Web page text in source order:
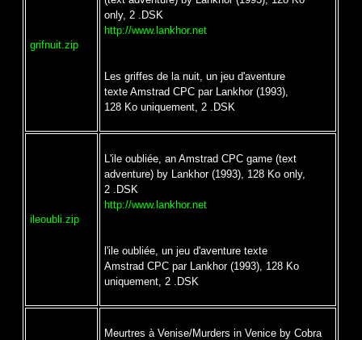
grifnuit.zip
only, 2 .DSK
http://www.lankhor.net
Les griffes de la nuit, un jeu d'aventure
texte Amstrad CPC par Lankhor (1993),
128 Ko uniquement, 2 .DSK
ileoubli.zip
L'ile oubliée, an Amstrad CPC game (text
adventure) by Lankhor (1993), 128 Ko only,
2 .DSK
http://www.lankhor.net
l'ile oubliée, un jeu d'aventure texte
Amstrad CPC par Lankhor (1993), 128 Ko
uniquement, 2 .DSK
Meurtres à Venise/Murders in Venice by Cobra